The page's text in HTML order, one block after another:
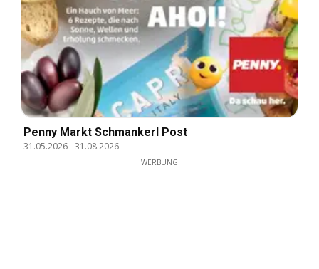
Penny Markt Schmankerl Post
31.05.2026-31.08.2026
WERBUNG